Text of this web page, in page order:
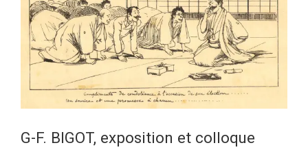
G-F. BIGOT, exposition et colloque